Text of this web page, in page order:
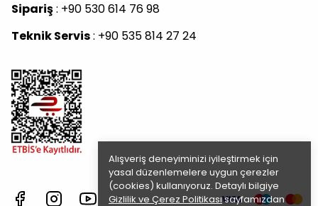
Alışveriş deneyiminizi iyileştirmek için
yasal düzenlemelere uygun çerezler
(cookies) kullanıyoruz. Detaylı bilgiye
Gizlilik ve Çerez Politikasısayfamızdan
Sipariş: +90 530 614 76 98
Teknik Servis: +90 535 814 27 24